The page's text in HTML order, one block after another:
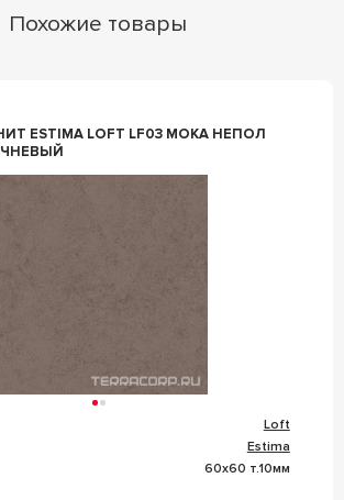
Похожие товары
LOFT LF03 MOKA НЕПОЛ
Loft
Estima
60x60 т.10мм